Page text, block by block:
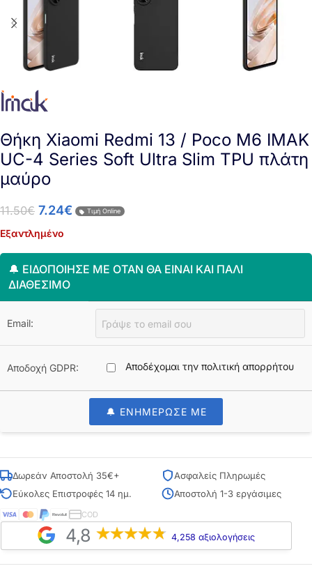
Θήκη Xiaomi Redmi 13 / Poco M6 IMAK
UC-4 Series Soft Ultra Slim TPU πλάτη
μαύρο
11.50€ 7.24€ Τιμή Online
Εξαντλημένο
🔔 ΕΙΔΟΠΟΊΗΣΈ ΜΕ ΌΤΑΝ ΘΑ ΕΊΝΑΙ ΚΑΙ ΠΆΛΙ
ΔΙΑΘΈΣΙΜΟ
Email:
Αποδοχή GDPR: Αποδέχομαι την πολιτική απορρήτου
🔔 ΕΝΗΜΕΡΩΣΕ ΜΕ
Δωρεάν Αποστολή 35€+
Ασφαλείς Πληρωμές
Εύκολες Επιστροφές 14 ημ.
Αποστολή 1-3 εργάσιμες
COD
4,8 4,258 αξιολογήσεις